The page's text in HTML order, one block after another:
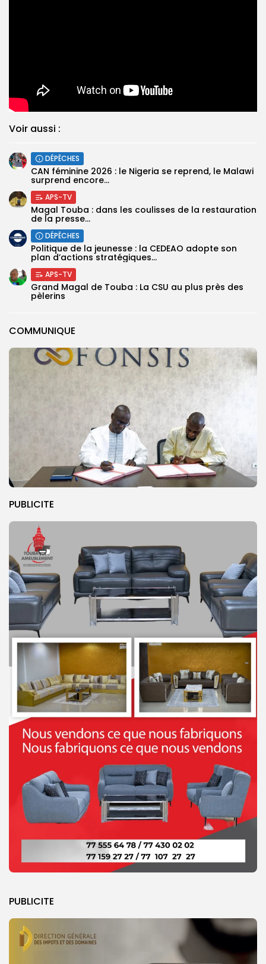
COMMUNIQUE
PUBLICITE
PUBLICITE
Voir aussi :
DÉPÊCHES
‎CAN féminine 2026 : le Nigeria se reprend, le Malawi
surprend encore...
APS-TV
Magal Touba : dans les coulisses de la restauration
de la presse...
DÉPÊCHES
Politique de la jeunesse : la CEDEAO adopte son
plan d’actions stratégiques...
APS-TV
Grand Magal de Touba : La CSU au plus près des
pèlerins